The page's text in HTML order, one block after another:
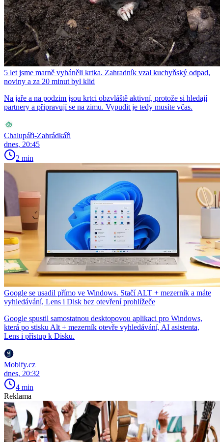
5 let jsme marně vyháněli krtka. Zahradník vzal kuchyňský odpad,
noviny a za 20 minut byl klid
Na jaře a na podzim jsou krtci obzvláště aktivní, protože si hledají
partnery a připravují se na zimu. Vypudit je tedy musíte včas.
Chalupáři-Zahrádkáři
dnes, 20:45
2 min
Google se usadil přímo ve Windows. Stačí ALT + mezerník a máte
vyhledávání, Lens i Disk bez otevření prohlížeče
Google spustil samostatnou desktopovou aplikaci pro Windows,
která po stisku Alt + mezerník otevře vyhledávání, AI asistenta,
Lens i přístup k Disku.
Mobify.cz
dnes, 20:32
4 min
Reklama